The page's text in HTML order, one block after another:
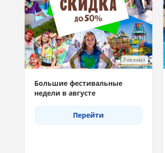
Реклама
Большие фестивальные
недели в августе
Перейти